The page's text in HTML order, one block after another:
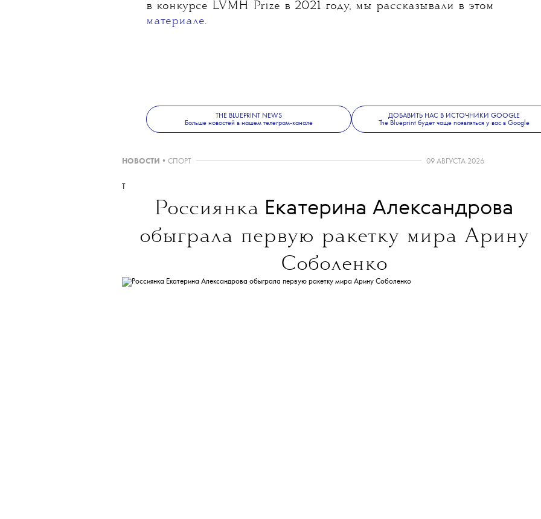
в конкурсе LVMH Prize в 2021 году, мы рассказывали в этом
материале.
THE BLUEPRINT NEWS
Больше новостей в нашем телеграм-канале
ДОБАВИТЬ НАС В ИСТОЧНИКИ GOOGLE
The Blueprint будет чаще появляться у вас в Google
НОВОСТИ • СПОРТ 09 АВГУСТА 2026
Россиянка Екатерина Александрова
обыграла первую ракетку мира Арину
Соболенко